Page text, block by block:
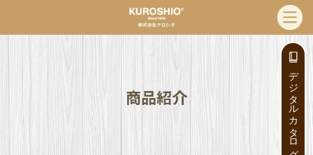
デジタルカタログ
商品紹介